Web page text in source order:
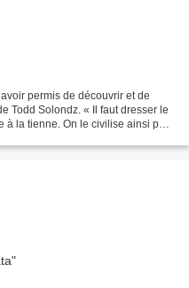
permis de découvrir et de
Todd Solondz. « Il faut dresser le
la tienne. On le civilise ainsi pour